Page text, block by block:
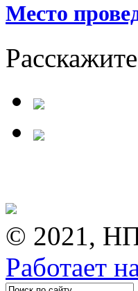
Место
© 2021,
Работает